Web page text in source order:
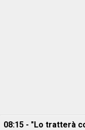
08:15 - "Lo tratterà